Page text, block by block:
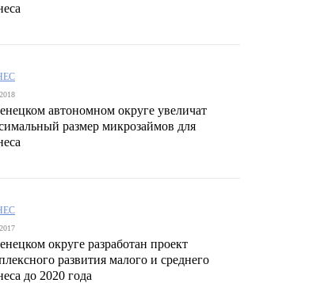
автономном округе увеличат
размер микрозаймов для
округе разработан проект
развития малого и среднего
до 2020 года